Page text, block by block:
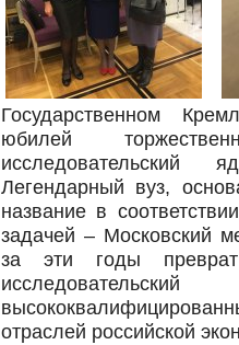
Государственном
юбилей
исследовательский
Легендарный вуз,
название в
задачей – Московский
за эти годы
отраслей российской